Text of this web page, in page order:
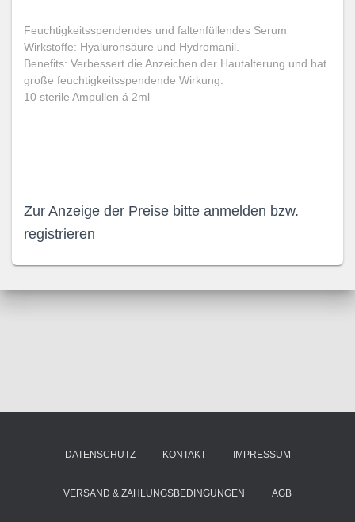
Feuchtigkeitsspendendes und faltenfüllendes Serum
Wirkstoffe: Hyaluronsäure und Hydromanil.
Benefits: Verbessert die Anzeichen der Hautalterung und hat
große feuchtigkeitsspendende Wirkung.
10 sterile Ampullen á 2ml
Zur Anzeige der Preise bitte anmelden bzw.
registrieren
DATENSCHUTZ KONTAKT IMPRESSUM
VERSAND & ZAHLUNGSBEDINGUNGEN AGB